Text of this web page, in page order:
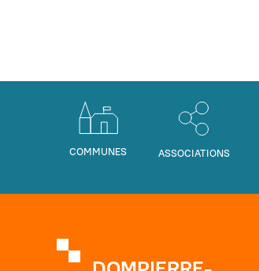
COMMUNES ASSOCIATIONS